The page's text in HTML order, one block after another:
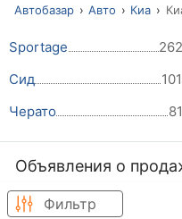
Автобазар Авто Киа
Sportage
Сид
Черато
Объявления о
Фильтр